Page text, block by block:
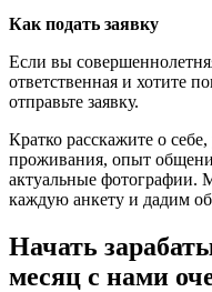
Как подать заявку
Если вы
ответственная и хотите
отправьте заявку.
Кратко расскажите о
проживания, опыт
актуальные фотографии.
каждую анкету и дадим
Начать
месяц с нами